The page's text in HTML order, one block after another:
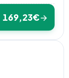
169,23€→